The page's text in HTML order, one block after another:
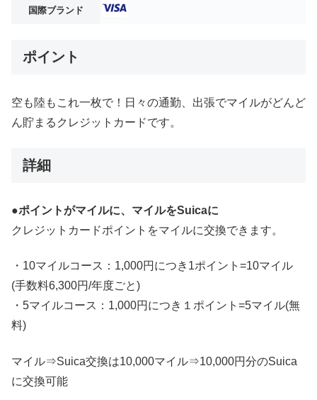
国際ブランド
ポイント
空も陸もこれ一枚で！日々の通勤、出張でマイルがどんど
ん貯まるクレジットカードです。
詳細
●ポイントがマイルに、マイルをSuicaに
クレジットカードポイントをマイルに交換できます。
・10マイルコース：1,000円につき1ポイント=10マイル
(手数料6,300円/年度ごと)
・5マイルコース：1,000円につき１ポイント=5マイル(無
料)
マイル⇒Suica交換は10,000マイル⇒10,000円分のSuica
に交換可能